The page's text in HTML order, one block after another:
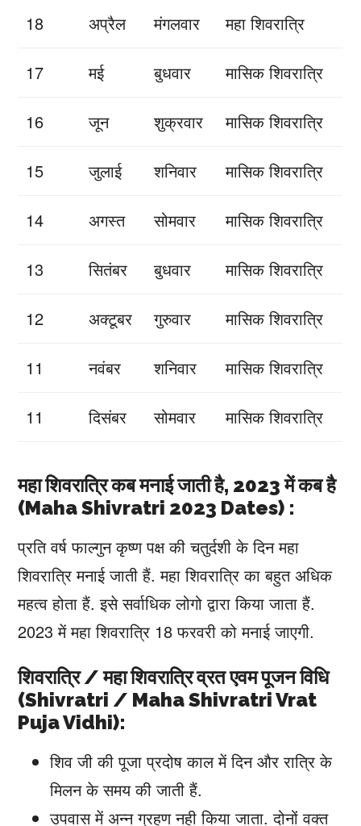
18 अप्रैल मंगलवार महा शिवरात्रि
17 मई बुधवार मासिक शिवरात्रि
16 जून शुक्रवार मासिक शिवरात्रि
15 जुलाई शनिवार मासिक शिवरात्रि
14 अगस्त सोमवार मासिक शिवरात्रि
13 सितंबर बुधवार मासिक शिवरात्रि
12 अक्टूबर गुरुवार मासिक शिवरात्रि
11 नवंबर शनिवार मासिक शिवरात्रि
11 दिसंबर सोमवार मासिक शिवरात्रि
महा शिवरात्रि कब मनाई जाती है, 2023 में कब है
(Maha Shivratri 2023 Dates) :
प्रति वर्ष फाल्गुन कृष्ण पक्ष की चतुर्दशी के दिन महा
शिवरात्रि मनाई जाती हैं. महा शिवरात्रि का बहुत अधिक
महत्व होता हैं. इसे सर्वाधिक लोगो द्वारा किया जाता हैं.
2023 में महा शिवरात्रि 18 फरवरी को मनाई जाएगी.
शिवरात्रि / महा शिवरात्रि व्रत एवम पूजन विधि
(Shivratri / Maha Shivratri Vrat
Puja Vidhi):
शिव जी की पूजा प्रदोष काल में दिन और रात्रि के
मिलन के समय की जाती हैं.
उपवास में अन्न ग्रहण नही किया जाता. दोनों वक्त